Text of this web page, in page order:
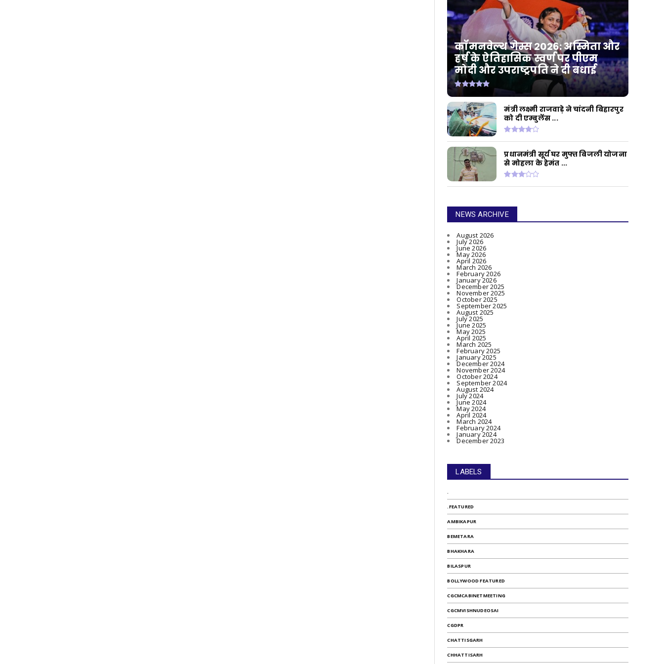
कॉमनवेल्थ गेम्स 2026: अस्मिता और
हर्ष के ऐतिहासिक स्वर्ण पर पीएम
मोदी और उपराष्ट्रपति ने दी बधाई
मंत्री लक्ष्मी राजवाड़े ने चांदनी बिहारपुर
को दी एम्बुलेंस ...
प्रधानमंत्री सूर्य घर मुफ्त बिजली योजना
से मोहला के हेमंत ...
NEWS ARCHIVE
August 2026
July 2026
June 2026
May 2026
April 2026
March 2026
February 2026
January 2026
December 2025
November 2025
October 2025
September 2025
August 2025
July 2025
June 2025
May 2025
April 2025
March 2025
February 2025
January 2025
December 2024
November 2024
October 2024
September 2024
August 2024
July 2024
June 2024
May 2024
April 2024
March 2024
February 2024
January 2024
December 2023
LABELS
.
.FEATURED
AMBIKAPUR
BEMETARA
BHAKHARA
BILASPUR
BOLLYWOOD FEATURED
CGCMCABINETMEETING
CGCMVISHNUDEOSAI
CGDPR
CHATTISGARH
CHHATTISARH